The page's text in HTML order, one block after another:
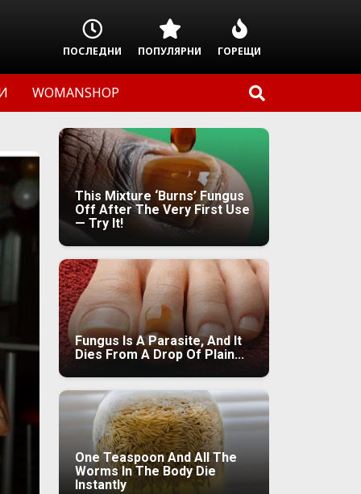
ПОСЛЕДНИ ПОПУЛЯРНИ ГОРЕЩИ
WOMANSHOP
This Mixture ‘Burns’ Fungus
Off After The Very First Use
— Try It!
Fungus Is A Parasite, And It
Dies From A Drop Of Plain...
One Teaspoon And All The
Worms In The Body Die
Instantly